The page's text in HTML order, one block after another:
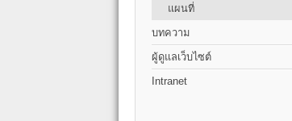
แผนที่
บทความ
ผู้ดูแลเว็บไซต์
Intranet